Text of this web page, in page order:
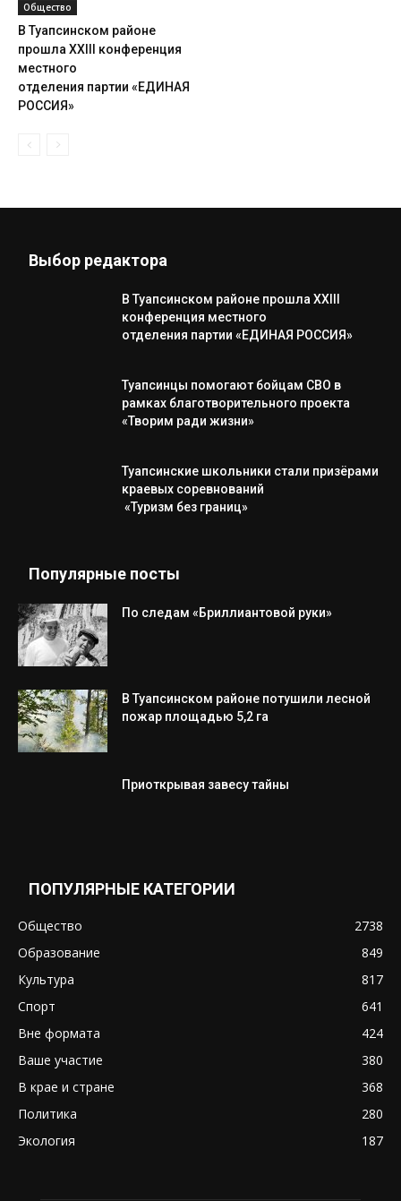
Общество
В Туапсинском районе
прошла XXIII конференция
местного
отделения партии «ЕДИНАЯ
РОССИЯ»
Выбор редактора
В Туапсинском районе прошла XXIII
конференция местного
отделения партии «ЕДИНАЯ РОССИЯ»
Туапсинцы помогают бойцам СВО в
рамках благотворительного проекта
«Творим ради жизни»
Туапсинские школьники стали призёрами
краевых соревнований
«Туризм без границ»
Популярные посты
По следам «Бриллиантовой руки»
В Туапсинском районе потушили лесной
пожар площадью 5,2 га
Приоткрывая завесу тайны
ПОПУЛЯРНЫЕ КАТЕГОРИИ
Общество
2738
Образование
849
Культура
817
Спорт
641
Вне формата
424
Ваше участие
380
В крае и стране
368
Политика
280
Экология
187